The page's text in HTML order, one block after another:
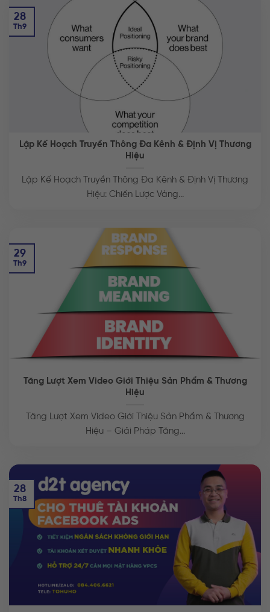
Lập Kế Hoạch Truyền Thông Đa Kênh & Định Vị Thương
Hiệu
Lập Kế Hoạch Truyền Thông Đa Kênh & Định Vị Thương
Hiệu: Chiến Lược Vàng...
28
Th9
Tăng Lượt Xem Video Giới Thiệu Sản Phẩm & Thương
Hiệu
Tăng Lượt Xem Video Giới Thiệu Sản Phẩm & Thương
Hiệu – Giải Pháp Tăng...
29
Th9
28
Th8